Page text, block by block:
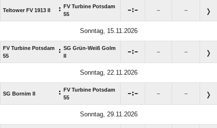
Teltower FV 1913 II : FV Turbine Potsdam
55
: – –
Sonntag, 15.11.2026
FV Turbine Potsdam
55
: SG Grün-Weiß Golm
II
: – –
Sonntag, 22.11.2026
SG Bornim II : FV Turbine Potsdam
55
: – –
Sonntag, 29.11.2026